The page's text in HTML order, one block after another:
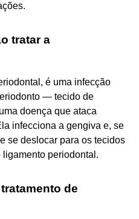
tratar a
é uma infecção
— tecido de
doença que ataca
infecciona a gengiva e, se
se deslocar para os tecidos
periodontal.
de